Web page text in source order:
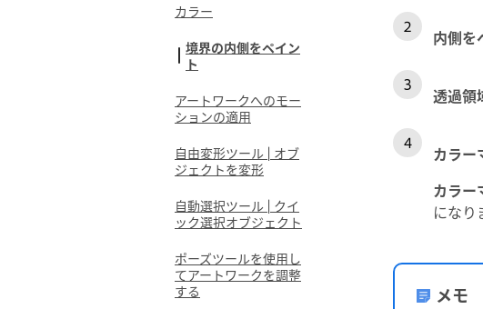
カラー
境界の内側をペイン
ト
アートワークへのモー
ションの適用
自由変形ツール | オブ
ジェクトを変形
自動選択ツール | クイ
ック選択オブジェクト
ポーズツールを使用し
てアートワークを調整
する
内側を
透過領
カラー
カラー
になり
メモ